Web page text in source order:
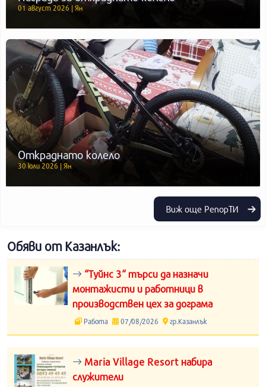
01 август 2026 | Ян
Откраднато колело
30 юли 2026 | Ян
Виж още РепорТИ
Обяви от Казанлък:
“Туйнс 3“ търси да назначи
монтажисти и работници в
производствен цех за дограма
Работа 07/08/2026 гр.Казанлък
Maria Village Resort набира
служители